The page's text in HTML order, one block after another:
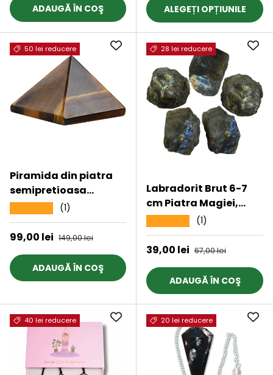
stresuluiADAUGĂ ÎN COŞ ALEGEȚI OPȚIUNILE
50 lei reducere
Piramida din piatra
semipretioasa
naturala ochi de tigru
4 cm
(1)
Preț de vânzare
99,00 lei Preț obișnuit
149,00 lei
ADAUGĂ ÎN COŞ
28 lei reducere
Labradorit Brut 6-7
cm Piatra Magiei,
Intuitiei
(1)
Preț de vânzare
39,00 lei Preț obișnuit
67,00 lei
ADAUGĂ ÎN COŞ
40 lei reducere 20 lei reducere